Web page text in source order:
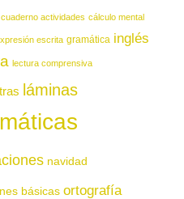
cuaderno actividades cálculo mental
escrita gramática inglés
lectura comprensiva
láminas
navidad
básicas ortografía